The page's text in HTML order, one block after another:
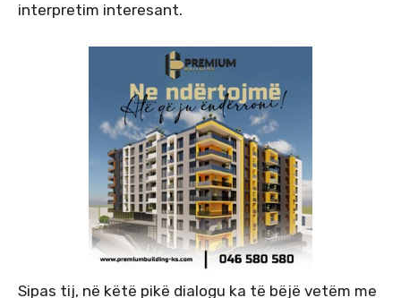
interpretim interesant.
Sipas tij, në këtë pikë dialogu ka të bëjë vetëm me